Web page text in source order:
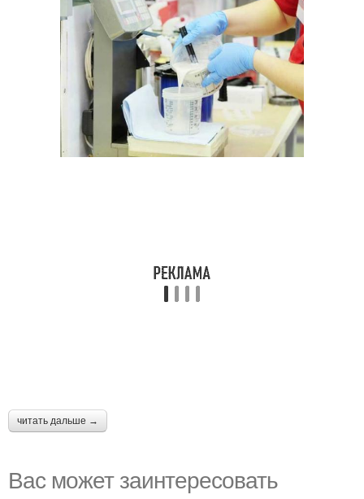
читать дальше →
Вас может заинтересовать